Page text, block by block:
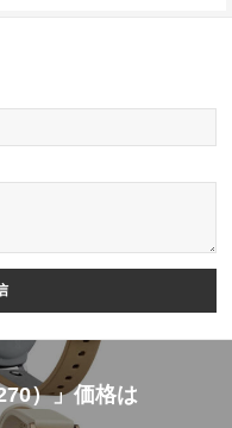
）」価格は